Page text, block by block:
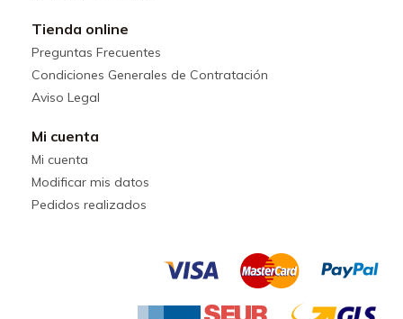
Tienda online
Preguntas Frecuentes
Condiciones Generales de Contratación
Aviso Legal
Mi cuenta
Mi cuenta
Modificar mis datos
Pedidos realizados